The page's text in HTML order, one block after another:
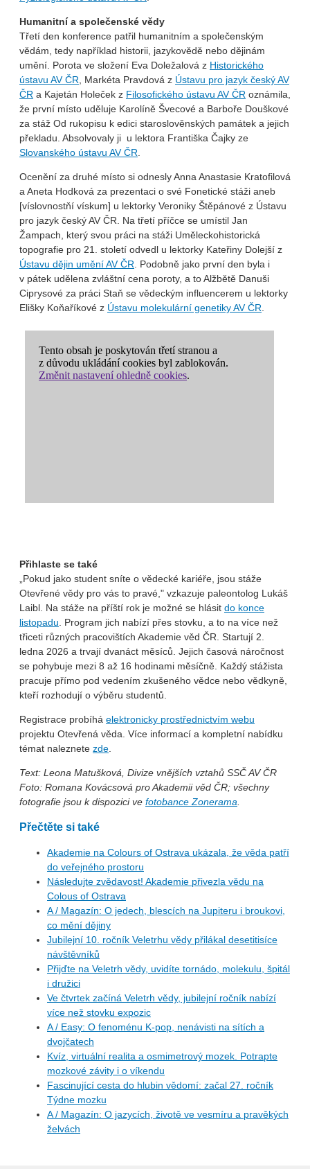
Humanitní a společenské vědy
Třetí den konference patřil humanitním a společenským
vědám, tedy například historii, jazykovědě nebo dějinám
umění. Porota ve složení Eva Doležalová z Historického
ústavu AV ČR , Markéta Pravdová z Ústavu pro jazyk český AV
ČR a Kajetán Holeček z Filosofického ústavu AV ČR oznámila,
že první místo uděluje Karolíně Švecové a Barboře Douškové
za stáž Od rukopisu k edici staroslověnských památek a jejich
překladu. Absolvovaly ji u lektora Františka Čajky ze
Slovanského ústavu AV ČR
Ocenění za druhé místo si odnesly Anna Anastasie Kratofilová
a Aneta Hodková za prezentaci o své Fonetické stáži aneb
[víslovnostňí vískum] u lektorky Veroniky Štěpánové z Ústavu
pro jazyk český AV ČR. Na třetí příčce se umístil Jan
Žampach, který svou práci na stáži Uměleckohistorická
topografie pro 21. století odvedl u lektorky Kateřiny Dolejší z
Ústavu dějin umění AV ČR . Podobně jako první den byla i
v pátek udělena zvláštní cena poroty, a to Alžbětě Danuši
Ciprysové za práci Staň se vědeckým influencerem u lektorky
Elišky Koňaříkové z Ústavu molekulární genetiky AV ČR
Přihlaste se také
„Pokud jako student sníte o vědecké kariéře, jsou stáže
Otevřené vědy pro vás to pravé," vzkazuje paleontolog Lukáš
Laibl. Na stáže na příští rok je možné se hlásit do konce
listopadu . Program jich nabízí přes stovku, a to na více než
třiceti různých pracovištích Akademie věd ČR. Startují 2.
ledna 2026 a trvají dvanáct měsíců. Jejich časová náročnost
se pohybuje mezi 8 až 16 hodinami měsíčně. Každý stážista
pracuje přímo pod vedením zkušeného vědce nebo vědkyně,
kteří rozhodují o výběru studentů.
Registrace probíhá elektronicky prostřednictvím webu
projektu Otevřená věda. Více informací a kompletní nabídku
témat naleznete zde
Text: Leona Matušková, Divize vnějších vztahů SSČ AV ČR
Foto: Romana Kovácsová pro Akademii věd ČR; všechny
fotografie jsou k dispozici ve fotobance Zonerama
Přečtěte si také
Akademie na Colours of Ostrava ukázala, že věda patří
do veřejného prostoru
Následujte zvědavost! Akademie přivezla vědu na
Colous of Ostrava
A / Magazín: O jedech, blescích na Jupiteru i broukovi,
co mění dějiny
Jubilejní 10. ročník Veletrhu vědy přilákal desetitisíce
návštěvníků
Přijďte na Veletrh vědy, uvidíte tornádo, molekulu, špitál
i družici
Ve čtvrtek začíná Veletrh vědy, jubilejní ročník nabízí
více než stovku expozic
A / Easy: O fenoménu K-pop, nenávisti na sítích a
dvojčatech
Kvíz, virtuální realita a osmimetrový mozek. Potrapte
mozkové závity i o víkendu
Fascinující cesta do hlubin vědomí: začal 27. ročník
Týdne mozku
A / Magazín: O jazycích, životě ve vesmíru a pravěkých
želvách